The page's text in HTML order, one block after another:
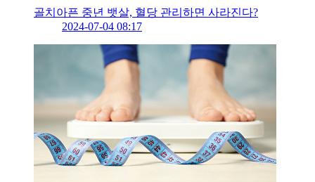
골치아픈 중년 뱃살, 혈당 관리하면 사라진다?
2024-07-04 08:17